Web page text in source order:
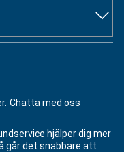
Chatta med oss
hjälper dig mer
går det snabbare att